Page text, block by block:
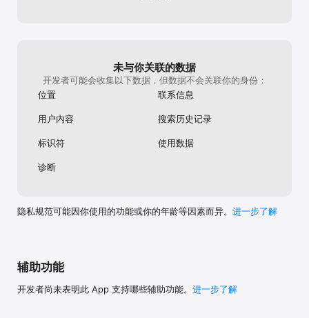
未与你关联的数据
开发者可能会收集以下数据，但数据不会关联你的身份：
位置
联系信息
用户内容 搜索历史记录
标识符 使用数据
诊断
隐私规范可能因你使用的功能或你的年龄等因素而异。 进一步了解
辅助功能
开发者尚未表明此 App 支持哪些辅助功能。 进一步了解